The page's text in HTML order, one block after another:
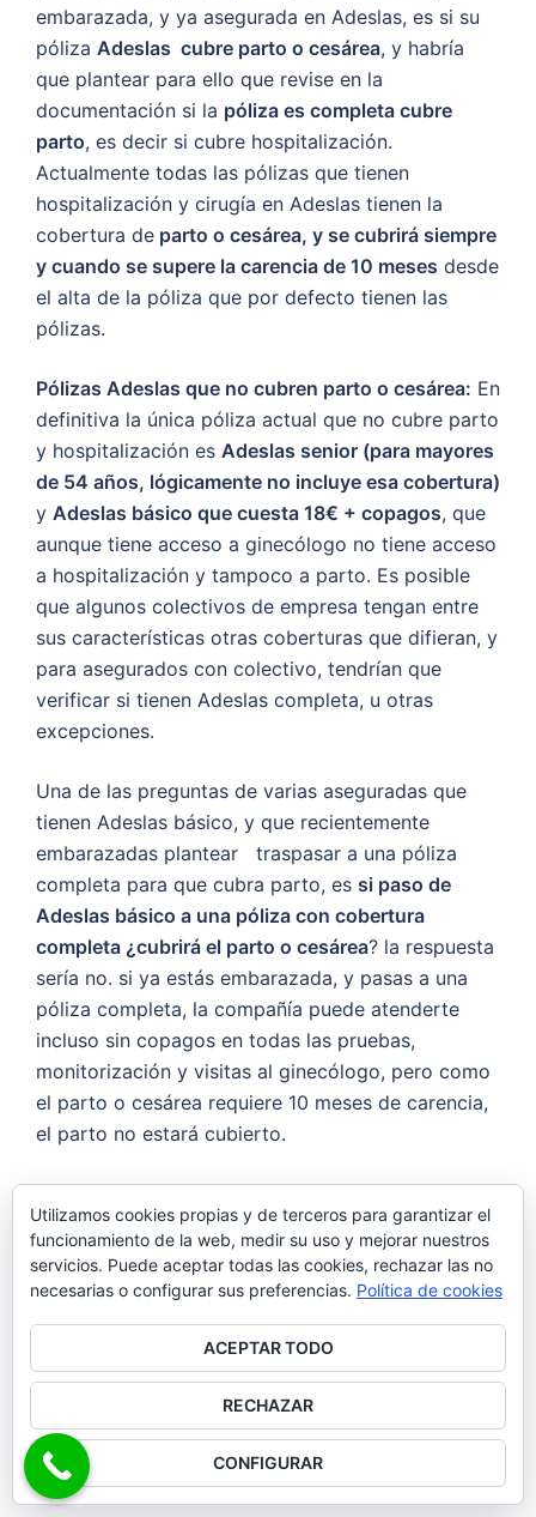
embarazada, y ya asegurada en Adeslas, es si su
póliza Adeslas cubre parto o cesárea, y habría
que plantear para ello que revise en la
documentación si la póliza es completa cubre
parto, es decir si cubre hospitalización.
Actualmente todas las pólizas que tienen
hospitalización y cirugía en Adeslas tienen la
cobertura de parto o cesárea, y se cubrirá siempre
y cuando se supere la carencia de 10 meses desde
el alta de la póliza que por defecto tienen las
pólizas.
Pólizas Adeslas que no cubren parto o cesárea: En
definitiva la única póliza actual que no cubre parto
y hospitalización es Adeslas senior (para mayores
de 54 años, lógicamente no incluye esa cobertura)
y Adeslas básico que cuesta 18€ + copagos, que
aunque tiene acceso a ginecólogo no tiene acceso
a hospitalización y tampoco a parto. Es posible
que algunos colectivos de empresa tengan entre
sus características otras coberturas que difieran, y
para asegurados con colectivo, tendrían que
verificar si tienen Adeslas completa, u otras
excepciones.
Una de las preguntas de varias aseguradas que
tienen Adeslas básico, y que recientemente
embarazadas plantear traspasar a una póliza
completa para que cubra parto, es si paso de
Adeslas básico a una póliza con cobertura
completa ¿cubrirá el parto o cesárea? la respuesta
sería no. si ya estás embarazada, y pasas a una
póliza completa, la compañía puede atenderte
incluso sin copagos en todas las pruebas,
monitorización y visitas al ginecólogo, pero como
el parto o cesárea requiere 10 meses de carencia,
el parto no estará cubierto.
pagando más en Adeslas? tampoco, no hay
ninguna posibilidad de abonar una diferencia para
acceder a un parto o cesárea si una asegurada no
ha superado el periodo de carencia. La única
posibilidad sería la de abonar un centro privado
directamente el total del coste del parto o
cesárea, lo que no es recomendable para la
mayoría de los bolsillos.
Utilizamos cookies propias y de terceros para garantizar el
funcionamiento de la web, medir su uso y mejorar nuestros
servicios. Puede aceptar todas las cookies, rechazar las no
necesarias o configurar sus preferencias. Política de cookies
ACEPTAR TODO
RECHAZAR
CONFIGURAR